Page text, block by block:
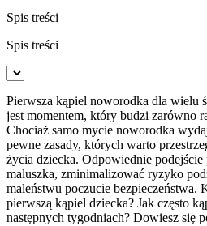
Spis treści
Spis treści
Pierwsza kąpiel noworodka dla wielu
jest momentem, który budzi zarówno
Chociaż samo mycie noworodka
pewne zasady, których warto
życia dziecka. Odpowiednie podejście
maluszka, zminimalizować ryzyko
maleństwu poczucie bezpieczeństwa.
pierwszą kąpiel dziecka? Jak często
następnych tygodniach? Dowiesz się